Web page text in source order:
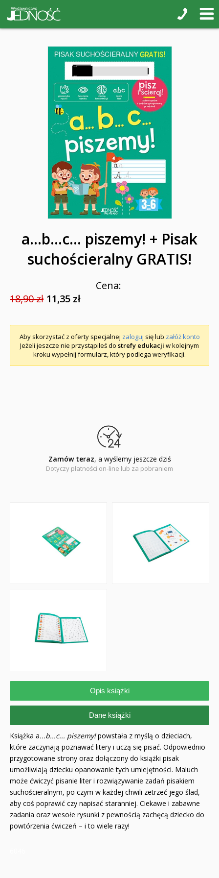
a...b...c... piszemy! + Pisak
suchościeralny GRATIS!
Cena:
18,90 zł 11,35 zł
Aby skorzystać z oferty specjalnej zaloguj się lub załóż konto
Jeżeli jeszcze nie przystąpiłeś do strefy edukacji w kolejnym
kroku wypełnij formularz, który podlega weryfikacji.
Zamów teraz, a wyślemy jeszcze dziś
Dotyczy płatności on-line lub za pobraniem
Opis książki
Dane książki
Książka a...b...c... piszemy!powstała z myślą o dzieciach,
które zaczynają poznawać litery i uczą się pisać. Odpowiednio
przygotowane strony oraz dołączony do książki pisak
umożliwiają dziecku opanowanie tych umiejętności. Maluch
może ćwiczyć pisanie liter i rozwiązywanie zadań pisakiem
suchościeralnym, po czym w każdej chwili zetrzeć jego ślad,
aby coś poprawić czy napisać staranniej. Ciekawe i zabawne
zadania oraz wesołe rysunki z pewnością zachęcą dziecko do
powtórzenia ćwiczeń – i to wiele razy!